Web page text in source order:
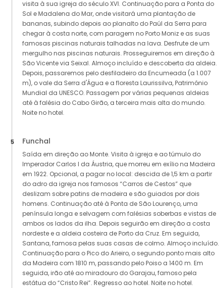
visita à sua igreja do século XVI. Continuação para a Ponta do
Sol e Madalena do Mar, onde visitará uma plantação de
bananas, subindo depois ao planalto do Paúl da Serra para
chegar à costa norte, com paragem no Porto Moniz e as suas
famosas piscinas naturais talhadas na lava. Desfrute de um
mergulho nas piscinas naturais. Prosseguiremos em direção à
São Vicente via Seixal. Almoço incluído e descoberta da aldeia.
Depois, passaremos pelo desfiladeiro da Encumeada (a 1.007
m), o vale da Serra d'Água e a floresta Laurissilva, Património
Mundial da UNESCO. Passagem por várias pequenas aldeias
até à falésia do Cabo Girão, a terceira mais alta do mundo.
Noite no hotel.
5 Funchal
Saída em direção ao Monte. Visita à igreja e ao túmulo do
Imperador Carlos I da Áustria, que morreu em exílio na Madeira
em 1922. Opcional, a pagar no local: descida de 1,5 km a partir
do adro da igreja nos famosos “Carros de Cestos” que
deslizam sobre patins de madeira e são guiados por dois
homens. Continuação até à Ponta de São Lourenço, uma
península longa e selvagem com falésias soberbas e vistas de
ambos os lados da ilha. Depois seguirão em direção a costa
nordeste e a aldeia costeira de Porto da Cruz. Em seguida,
Santana, famosa pelas suas casas de colmo. Almoço incluído.
Continuação para o Pico do Arieiro, o segundo ponto mais alto
da Madeira com 1810 m, passando pelo Poiso a 1400 m. Em
seguida, irão até ao miradouro do Garajau, famoso pela
estátua do “Cristo Rei”. Regresso ao hotel. Noite no hotel.